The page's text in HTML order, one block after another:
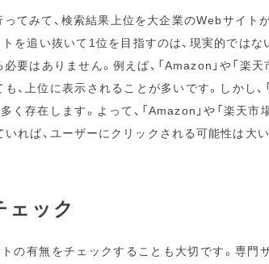
てみて、検索結果上位を大企業のWebサイト
を追い抜いて1位を目指すのは、現実的ではな
はありません。例えば、「Amazon」や「楽天
、上位に表示されることが多いです。しかし、
存在します。よって、「Amazon」や「楽天市
れば、ユーザーにクリックされる可能性は大
ェック
の有無をチェックすることも大切です。専門